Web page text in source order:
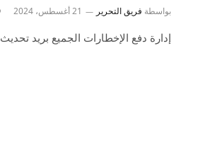
بواسطة فريق التحرير 21 أغسطس، 2024
إدارة دفع الإخطارات الجميع بريد تحديث